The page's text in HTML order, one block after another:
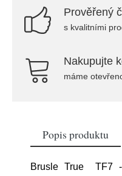
Prověřený
s kvalitními
Nakupujte
máme
Popis produktu
Brusle True TF7